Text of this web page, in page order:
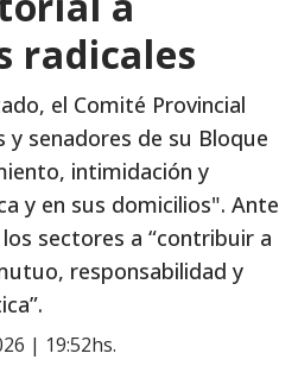
radicales
el Comité Provincial
senadores de su Bloque
intimidación y
y en sus domicilios". Ante
sectores a “contribuir a
responsabilidad y
| 19:52hs.